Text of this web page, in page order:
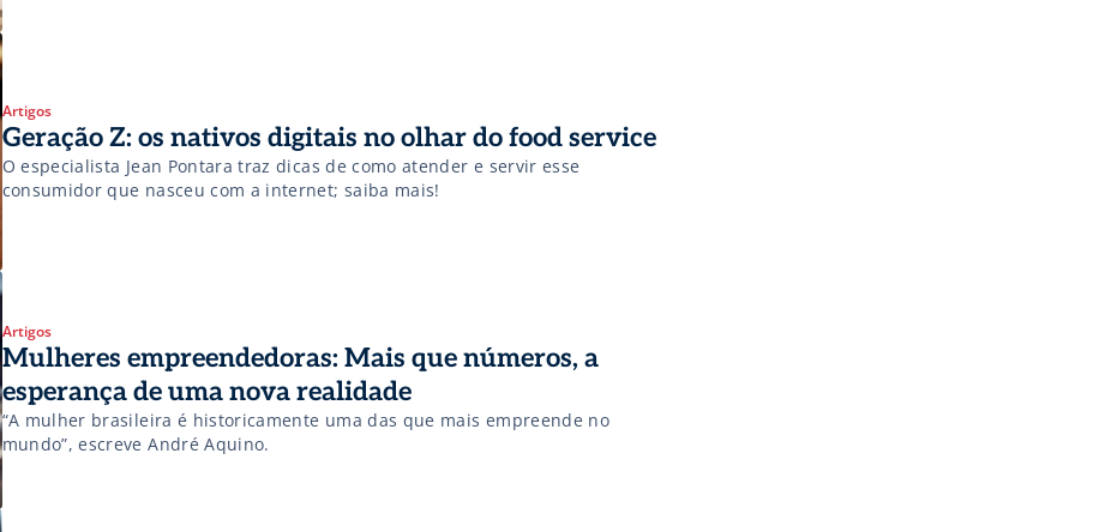
Artigos
Geração Z: os nativos digitais no olhar do food service
O especialista Jean Pontara traz dicas de como atender e servir esse
consumidor que nasceu com a internet; saiba mais!
Artigos
Mulheres empreendedoras: Mais que números, a
esperança de uma nova realidade
“A mulher brasileira é historicamente uma das que mais empreende no
mundo”, escreve André Aquino.